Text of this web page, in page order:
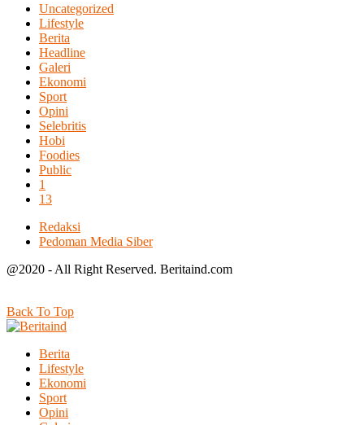
Uncategorized
Lifestyle
Berita
Headline
Galeri
Ekonomi
Sport
Opini
Selebritis
Hobi
Foodies
Public
1
13
Redaksi
Pedoman Media Siber
@2020 - All Right Reserved. Beritaind.com
Back To Top
Berita
Lifestyle
Ekonomi
Sport
Opini